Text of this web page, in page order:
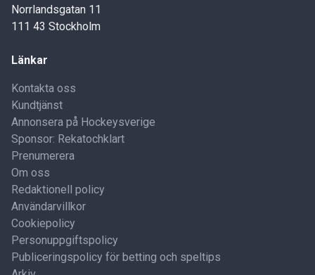
Norrlandsgatan 11
111 43 Stockholm
Länkar
Kontakta oss
Kundtjänst
Annonsera på Hockeysverige
Sponsor: Rekatochklart
Prenumerera
Om oss
Redaktionell policy
Användarvillkor
Cookiepolicy
Personuppgiftspolicy
Publiceringspolicy för betting och speltips